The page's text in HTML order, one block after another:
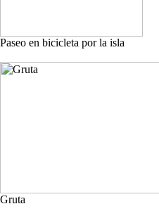
Paseo en bicicleta por la isla
Gruta